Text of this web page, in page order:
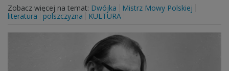
Zobacz więcej na temat: Dwójka
Mistrz Mowy Polskiej
literatura
polszczyzna KULTURA